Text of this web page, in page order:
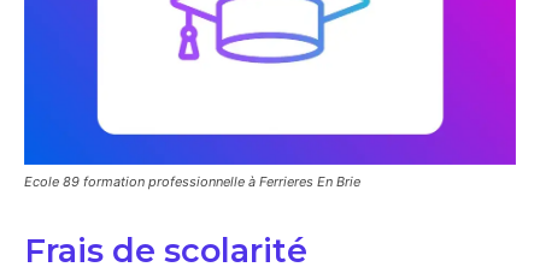
Ecole 89 formation professionnelle à Ferrieres En Brie
Frais de scolarité